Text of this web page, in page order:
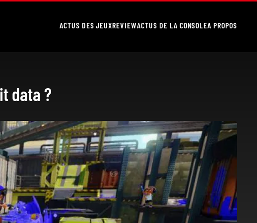
ACTUS DES JEUXREVIEWACTUS DE LA CONSOLEA PROPOS
data ?